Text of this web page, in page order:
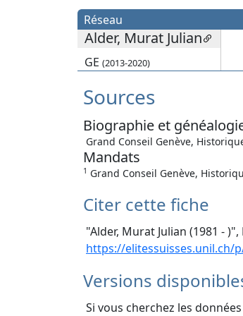
Réseau
Alder, Murat Julian
GE (2013-2020)
Sources
Biographie et
Grand Conseil Genève,
Mandats
1 Grand Conseil Genève,
Citer cette fiche
"Alder, Murat Julian (1981 -
https://elitessuisses.unil.ch/
Versions
Si vous cherchez les